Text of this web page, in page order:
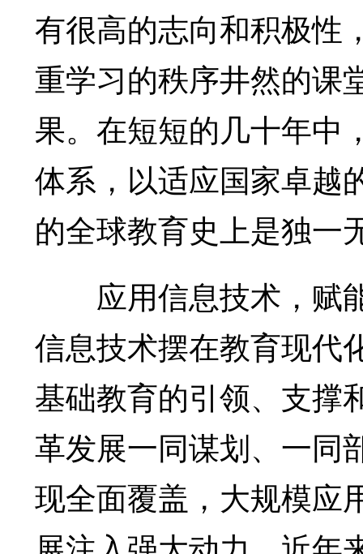
有很高的志向和积极性
重学习的秩序井然的课
果。在短短的几十年中
体系，以适应国家卓越
的全球教育史上是独一
应用信息技术，赋
信息技术摆在教育现代
基础教育的引领、支撑
革发展一同谋划、一同
现全面覆盖，大规模应